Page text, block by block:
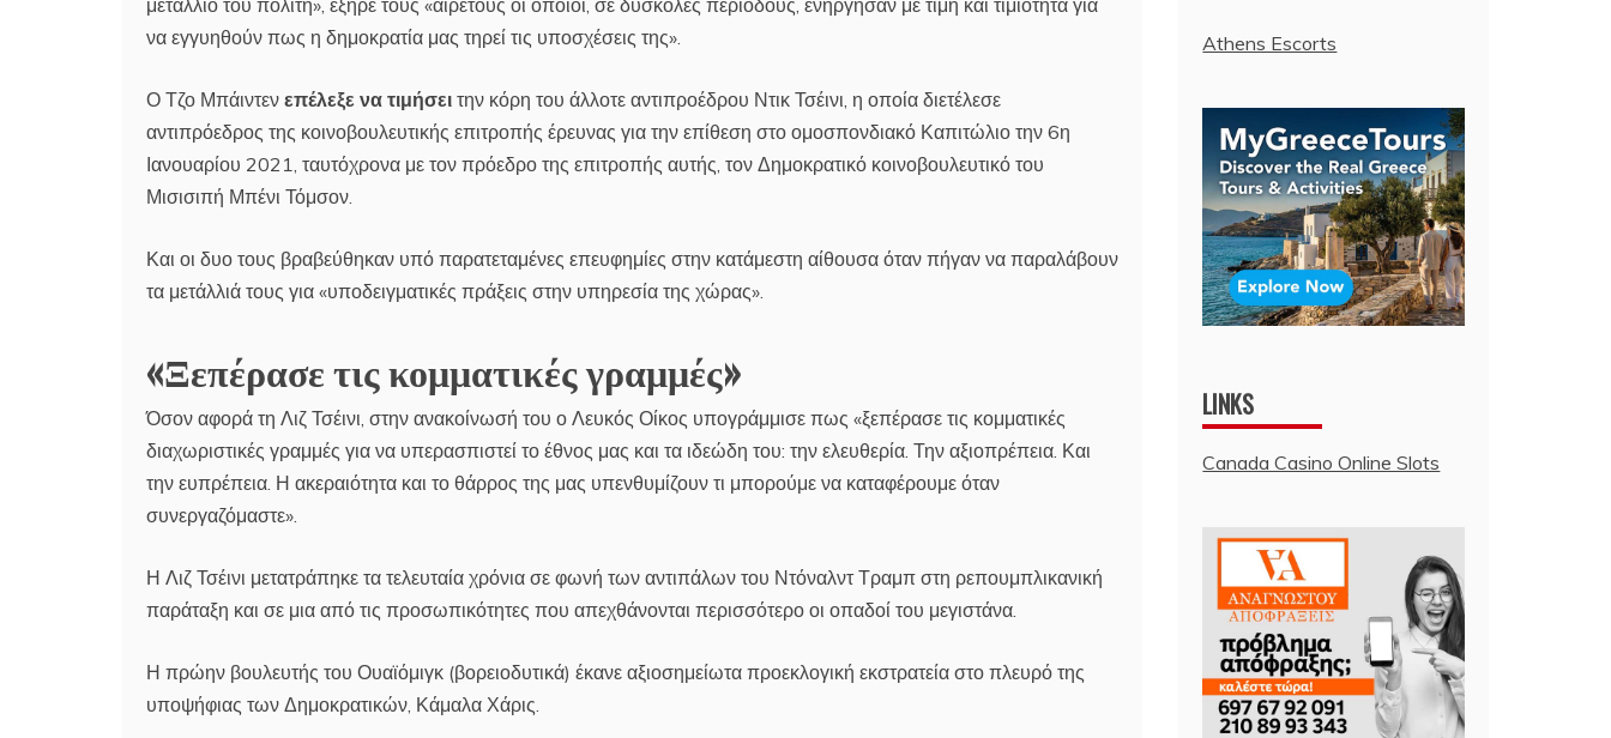
να εγγυηθούν πως η δημοκρατία μας τηρεί τις υποσχέσεις της».
Ο Τζο Μπάιντεν επέλεξε να τιμήσει την κόρη του άλλοτε αντιπροέδρου Ντικ Τσέινι, η οποία διετέλεσε
αντιπρόεδρος της κοινοβουλευτικής επιτροπής έρευνας για την επίθεση στο ομοσπονδιακό Καπιτώλιο την 6η
Ιανουαρίου 2021, ταυτόχρονα με τον πρόεδρο της επιτροπής αυτής, τον Δημοκρατικό κοινοβουλευτικό του
Μισισιπή Μπένι Τόμσον.
Και οι δυο τους βραβεύθηκαν υπό παρατεταμένες επευφημίες στην κατάμεστη αίθουσα όταν πήγαν να παραλάβουν
τα μετάλλιά τους για «υποδειγματικές πράξεις στην υπηρεσία της χώρας».
«Ξεπέρασε τις κομματικές γραμμές»
Όσον αφορά τη Λιζ Τσέινι, στην ανακοίνωσή του ο Λευκός Οίκος υπογράμμισε πως «ξεπέρασε τις κομματικές
διαχωριστικές γραμμές για να υπερασπιστεί το έθνος μας και τα ιδεώδη του: την ελευθερία. Την αξιοπρέπεια. Και
την ευπρέπεια. Η ακεραιότητα και το θάρρος της μας υπενθυμίζουν τι μπορούμε να καταφέρουμε όταν
συνεργαζόμαστε».
Η Λιζ Τσέινι μετατράπηκε τα τελευταία χρόνια σε φωνή των αντιπάλων του Ντόναλντ Τραμπ στη ρεπουμπλικανική
παράταξη και σε μια από τις προσωπικότητες που απεχθάνονται περισσότερο οι οπαδοί του μεγιστάνα.
Η πρώην βουλευτής του Ουαϊόμιγκ (βορειοδυτικά) έκανε αξιοσημείωτα προεκλογική εκστρατεία στο πλευρό της
υποψήφιας των Δημοκρατικών, Κάμαλα Χάρις.
Athens Escorts
LINKS
Canada Casino Online Slots